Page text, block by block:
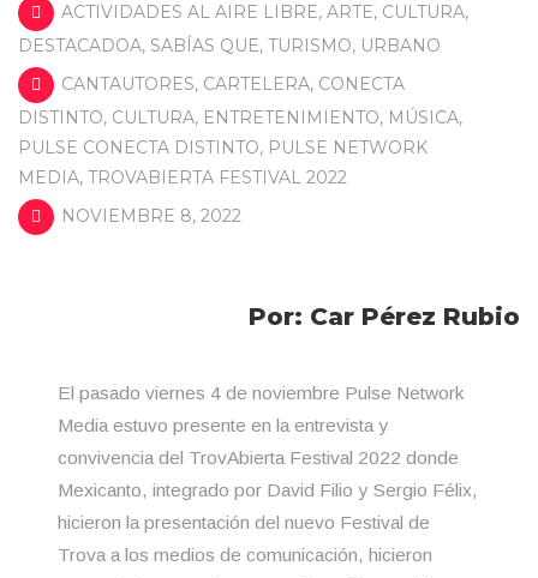
ACTIVIDADES AL AIRE LIBRE, ARTE, CULTURA,
DESTACADOA, SABÍAS QUE, TURISMO, URBANO
CANTAUTORES, CARTELERA, CONECTA
DISTINTO, CULTURA, ENTRETENIMIENTO, MÚSICA,
PULSE CONECTA DISTINTO, PULSE NETWORK
MEDIA, TROVABIERTA FESTIVAL 2022
NOVIEMBRE 8, 2022
Por: Car Pérez Rubio
El pasado viernes 4 de noviembre Pulse Network
Media estuvo presente en la entrevista y
convivencia del TrovAbierta Festival 2022 donde
Mexicanto, integrado por David Filio y Sergio Félix,
hicieron la presentación del nuevo Festival de
Trova a los medios de comunicación, hicieron